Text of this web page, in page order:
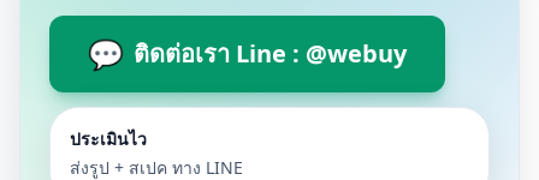
💬 ติดต่อเรา Line : @webuy
ประเมินไว
ส่งรูป + สเปค ทาง LINE